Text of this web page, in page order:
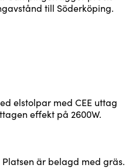
till Söderköping.
elstolpar med CEE uttag
effekt på 2600W.
Platsen är belagd med gräs.